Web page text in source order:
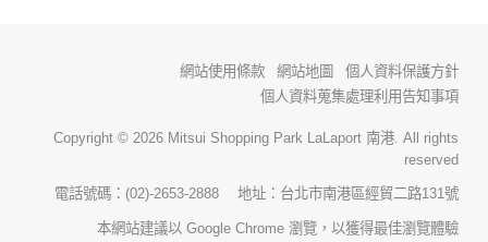
網站使用條款 網站地圖
個人資料保護方針
個人資料蒐集處理利用告知事項
Copyright © 2026 Mitsui Shopping Park LaLaport 南港. All rights
reserved
電話號碼：(02)-2653-2888 地址：台北市南港區經貿二路131號
本網站建議以 Google Chrome 瀏覽，以獲得最佳瀏覽體驗